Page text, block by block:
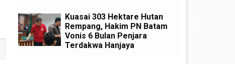
Kuasai 303 Hektare Hutan
Rempang, Hakim PN Batam
Vonis 6 Bulan Penjara
Terdakwa Hanjaya